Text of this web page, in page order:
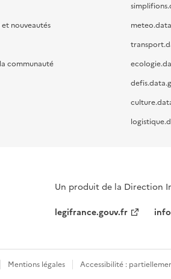
nouveautés
communauté
Un produit de la Direction
legifrance.gouv.fr
Mentions légales Accessibilité :